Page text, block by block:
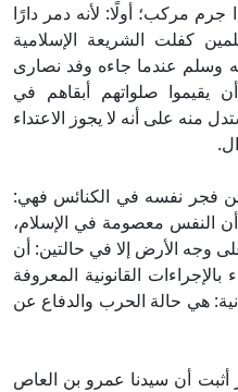
مركب؛ أولًا: لأنه دمر دارًا
كفلت الشريعة الإسلامية
عندما جاءه وفد نصارى
صلواتهم أبقاهم في
على أنه لا يجوز الاعتداء
فجر نفسه في الكنائس فهي:
معصومة في الإسلام،
الأرض إلا في حالتين: أن
القانونية المعروفة
هي حالة الحرب والدفاع عن
أن سيدنا عمرو بن العاص